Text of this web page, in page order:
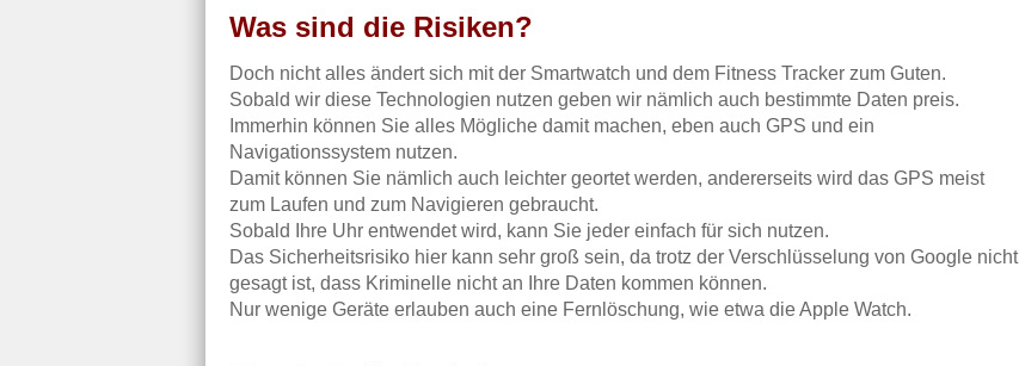
Was sind die Risiken?
Doch nicht alles ändert sich mit der Smartwatch und dem Fitness Tracker zum Guten.
Sobald wir diese Technologien nutzen geben wir nämlich auch bestimmte Daten preis.
Immerhin können Sie alles Mögliche damit machen, eben auch GPS und ein
Navigationssystem nutzen.
Damit können Sie nämlich auch leichter geortet werden, andererseits wird das GPS meist
zum Laufen und zum Navigieren gebraucht.
Sobald Ihre Uhr entwendet wird, kann Sie jeder einfach für sich nutzen.
Das Sicherheitsrisiko hier kann sehr groß sein, da trotz der Verschlüsselung von Google nicht
gesagt ist, dass Kriminelle nicht an Ihre Daten kommen können.
Nur wenige Geräte erlauben auch eine Fernlöschung, wie etwa die Apple Watch.